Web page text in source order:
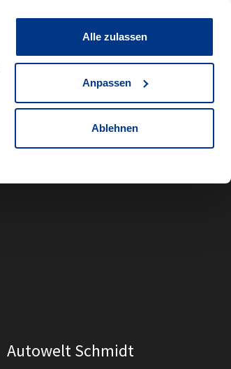
Alle zulassen
Anpassen
Ablehnen
Fahrzeug teilen Merkliste
Autowelt Schmidt